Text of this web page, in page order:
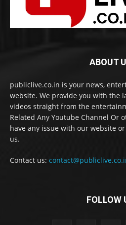
ABOUT
publiclive.co.in is your news,
website. We provide you with the
videos straight from the
Related Any Youtube Channel Or
have any issue with our website
us.
Contact us:
FOLLOW